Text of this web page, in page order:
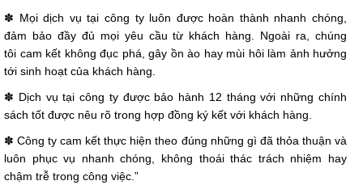
✽ Mọi dịch vụ tại công ty luôn được hoàn thành nhanh chóng,
đảm bảo đầy đủ mọi yêu cầu từ khách hàng. Ngoài ra, chúng
tôi cam kết không đục phá, gây ồn ào hay mùi hôi làm ảnh hưởng
tới sinh hoạt của khách hàng.
✽ Dịch vụ tại công ty được bảo hành 12 tháng với những chính
sách tốt được nêu rõ trong hợp đồng ký kết với khách hàng.
✽ Công ty cam kết thực hiện theo đúng những gì đã thỏa thuận và
luôn phục vụ nhanh chóng, không thoái thác trách nhiệm hay
chậm trễ trong công việc.”